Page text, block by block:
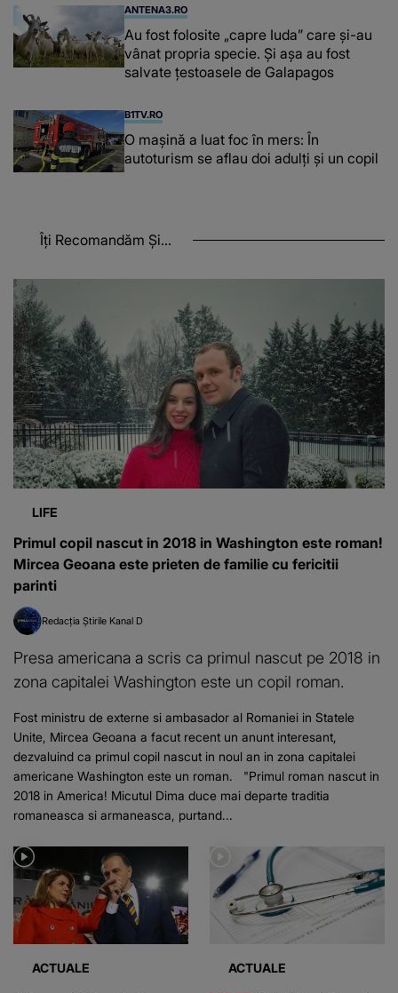
ANTENA3.RO
Au fost folosite „capre Iuda” care și-au
vânat propria specie. Și așa au fost
salvate țestoasele de Galapagos
B1TV.RO
O maşină a luat foc în mers: În
autoturism se aflau doi adulți și un copil
Îți Recomandăm Și...
LIFE
Primul copil nascut in 2018 in Washington este roman!
Mircea Geoana este prieten de familie cu fericitii
parinti
Redacția Știrile Kanal D
Presa americana a scris ca primul nascut pe 2018 in
zona capitalei Washington este un copil roman.
Fost ministru de externe si ambasador al Romaniei in Statele
Unite, Mircea Geoana a facut recent un anunt interesant,
dezvaluind ca primul copil nascut in noul an in zona capitalei
americane Washington este un roman. "Primul roman nascut in
2018 in America! Micutul Dima duce mai departe traditia
romaneasca si armaneasca, purtand...
ACTUALE ACTUALE